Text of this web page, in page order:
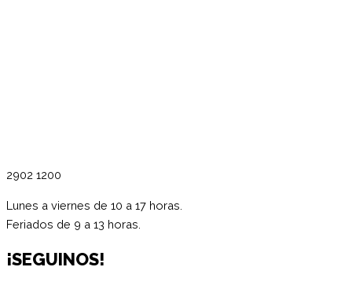
2902 1200
Lunes a viernes de 10 a 17 horas.
Feriados de 9 a 13 horas.
¡SEGUINOS!